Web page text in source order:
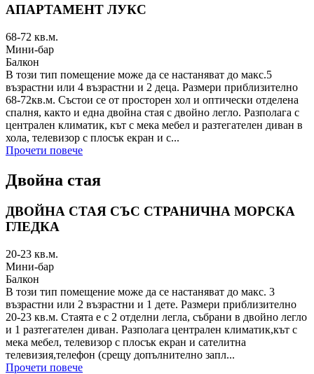
АПАРТАМЕНТ ЛУКС
68-72 кв.м.
Мини-бар
Балкон
В този тип помещение може да се настаняват до макс.5
възрастни или 4 възрастни и 2 деца. Размери приблизително
68-72кв.м. Състои се от просторен хол и оптически отделена
спалня, както и една двойна стая с двойно легло. Разполага с
централен климатик, кът с мека мебел и разтегателен диван в
хола, телевизор с плосък екран и с...
Прочети повече
Двойна стая
ДВОЙНА СТАЯ СЪС СТРАНИЧНА МОРСКА
ГЛЕДКА
20-23 кв.м.
Мини-бар
Балкон
В този тип помещение може да се настаняват до макс. 3
възрастни или 2 възрастни и 1 дете. Размери приблизително
20-23 кв.м. Стаята е с 2 отделни легла, събрани в двойно легло
и 1 разтегателен диван. Разполага централен климатик,кът с
мека мебел, телевизор с плосък екран и сателитна
телевизия,телефон (срещу допълнително запл...
Прочети повече